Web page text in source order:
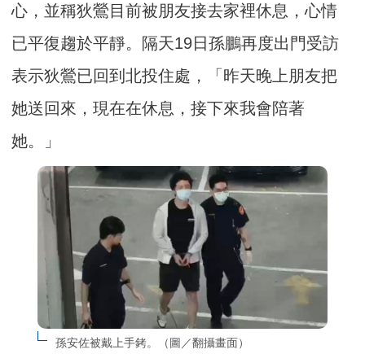
心，並稱狄鶯目前被朋友接去家裡休息，心情
已平復趨於平靜。隔天19日孫鵬再度出門受訪
表示狄鶯已回到北投住處，「昨天晚上朋友把
她送回來，現在在休息，接下來我會陪著
她。」
孫安佐被戴上手銬。（圖／翻攝畫面）